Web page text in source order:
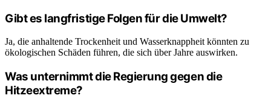
Gibt es langfristige Folgen für die Umwelt?
Ja, die anhaltende Trockenheit und Wasserknappheit könnten zu
ökologischen Schäden führen, die sich über Jahre auswirken.
Was unternimmt die Regierung gegen die
Hitzeextreme?